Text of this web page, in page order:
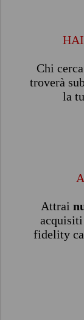
Chi
troverà
la
Attrai
fidelity